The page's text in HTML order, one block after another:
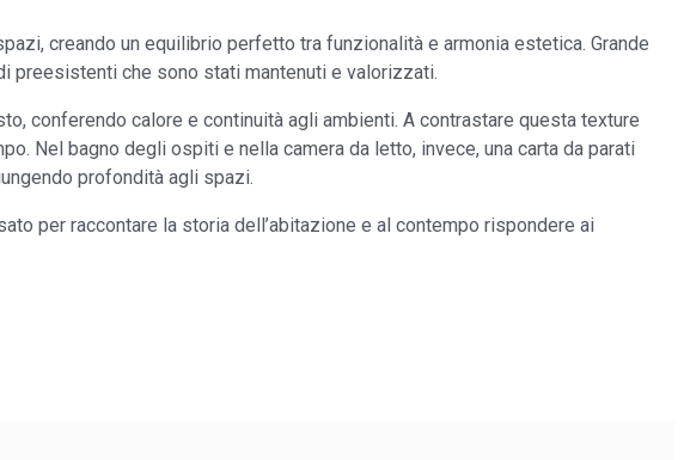
creando un equilibrio perfetto tra funzionalità e armonia estetica. Grande
preesistenti che sono stati mantenuti e valorizzati.
conferendo calore e continuità agli ambienti. A contrastare questa texture
Nel bagno degli ospiti e nella camera da letto, invece, una carta da parati
profondità agli spazi.
per raccontare la storia dell’abitazione e al contempo rispondere ai